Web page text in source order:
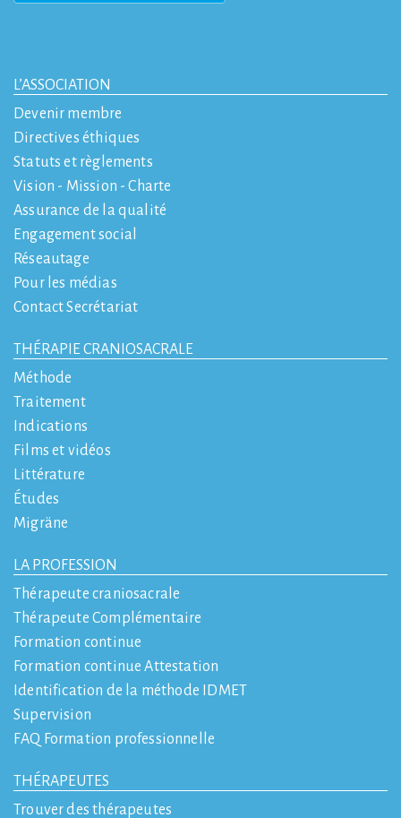
L’ASSOCIATION
Devenir membre
Directives éthiques
Statuts et règlements
Vision - Mission - Charte
Assurance de la qualité
Engagement social
Réseautage
Pour les médias
Contact Secrétariat
THÉRAPIE CRANIOSACRALE
Méthode
Traitement
Indications
Films et vidéos
Littérature
Études
Migräne
LA PROFESSION
Thérapeute craniosacrale
Thérapeute Complémentaire
Formation continue
Formation continue Attestation
Identification de la méthode IDMET
Supervision
FAQ Formation professionnelle
THÉRAPEUTES
Trouver des thérapeutes